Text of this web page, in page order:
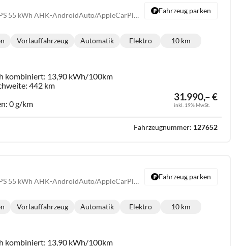
Endurance - 211PS 55 kWh AHK-AndroidAuto/AppleCarPlay-DAB-ACC-Climatronic 2 Zonen-SHZ-LED-PDC-KAMERA-ALU18"-KESSY-GARANTIE
31.990,– €
inkl. 19% MwSt.
Vorlauffahrzeug
Getriebe:
Automatik
Kraftstoff:
Elektro
Kilometerstand:
10 km
kombiniert: 13,90 kWh/100km
442 km
0 g/km
Fahrzeug parken
Fahrzeugnummer: 127652
Endurance - 211PS 55 kWh AHK-AndroidAuto/AppleCarPlay-DAB-ACC-Climatronic 2 Zonen-SHZ-LED-PDC-KAMERA-ALU18"-KESSY-GARANTIE
Vorlauffahrzeug
Getriebe:
Automatik
Kraftstoff:
Elektro
Kilometerstand:
10 km
kombiniert: 13,90 kWh/100km
Fahrzeug parken